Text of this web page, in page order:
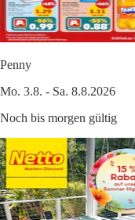
Penny
Mo. 3.8. - Sa. 8.8.2026
Noch bis morgen gültig